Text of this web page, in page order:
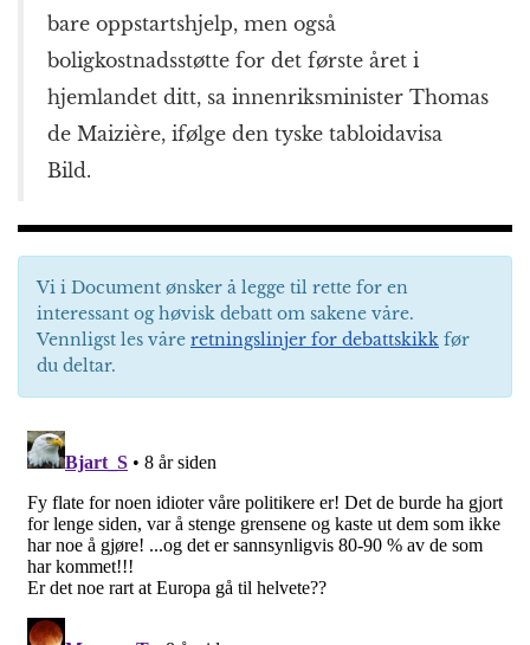
bare oppstartshjelp, men også
boligkostnadsstøtte for det første året i
hjemlandet ditt, sa innenriksminister Thomas
de Maizière, ifølge den tyske tabloidavisa
Bild.
Vi i Document ønsker å legge til rette for en
interessant og høvisk debatt om sakene våre.
Vennligst les våre retningslinjer for debattskikk før
du deltar.